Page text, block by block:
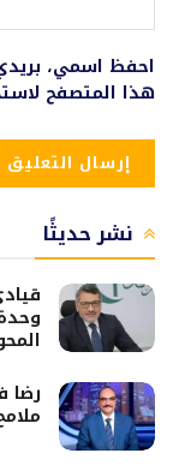
احفظ اسمي،
هذا المتصفح
نشر حديثًا
رضا